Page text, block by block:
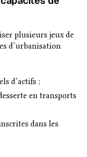
plusieurs jeux de
d’urbanisation
d’actifs ;
en transports
dans les